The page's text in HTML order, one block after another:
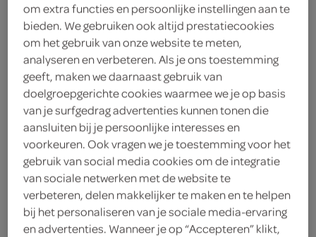
adres & contactgegevens
+31318799432
10730@nl.eg.group
Soembaplein 20 6712 AJ Ede
om extra functies en persoonlijke instellingen aan te
bieden. We gebruiken ook altijd prestatiecookies
om het gebruik van onze website te meten,
analyseren en verbeteren. Als je ons toestemming
geeft, maken we daarnaast gebruik van
doelgroepgerichte cookies waarmee we je op basis
van je surfgedrag advertenties kunnen tonen die
aansluiten bij je persoonlijke interesses en
voorkeuren. Ook vragen we je toestemming voor het
gebruik van social media cookies om de integratie
van sociale netwerken met de website te
verbeteren, delen makkelijker te maken en te helpen
bij het personaliseren van je sociale media-ervaring
en advertenties. Wanneer je op “Accepteren” klikt,